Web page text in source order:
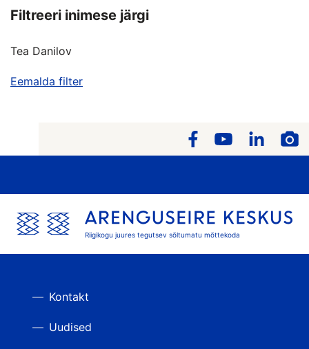
Filtreeri inimese järgi
Tea Danilov
Eemalda filter
Riigikogu juures tegutsev sõltumatu mõttekoda
Kontakt
Uudised